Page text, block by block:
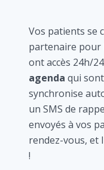
Vos patients se
partenaire pour
ont accès 24h/
agenda qui
synchronise
un SMS de
envoyés à vos
rendez-vous, et
!